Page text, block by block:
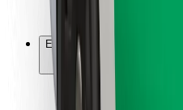
Bolt for Business
Egyéb
Beszállítók